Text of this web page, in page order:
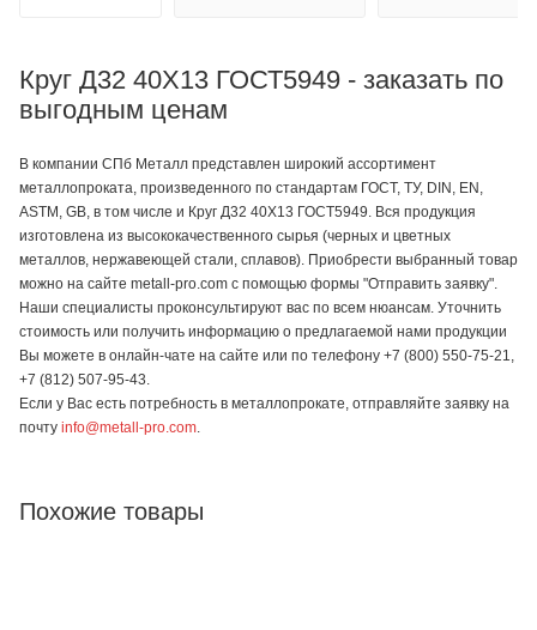
Круг Д32 40Х13 ГОСТ5949 - заказать по
выгодным ценам
В компании СПб Металл представлен широкий ассортимент
металлопроката, произведенного по стандартам ГОСТ, ТУ, DIN, EN,
ASTM, GB, в том числе и Круг Д32 40Х13 ГОСТ5949. Вся продукция
изготовлена из высококачественного сырья (черных и цветных
металлов, нержавеющей стали, сплавов). Приобрести выбранный товар
можно на сайте metall-pro.com с помощью формы "Отправить заявку".
Наши специалисты проконсультируют вас по всем нюансам. Уточнить
стоимость или получить информацию о предлагаемой нами продукции
Вы можете в онлайн-чате на сайте или по телефону +7 (800) 550-75-21,
+7 (812) 507-95-43.
Если у Вас есть потребность в металлопрокате, отправляйте заявку на
почту info@metall-pro.com
Похожие товары